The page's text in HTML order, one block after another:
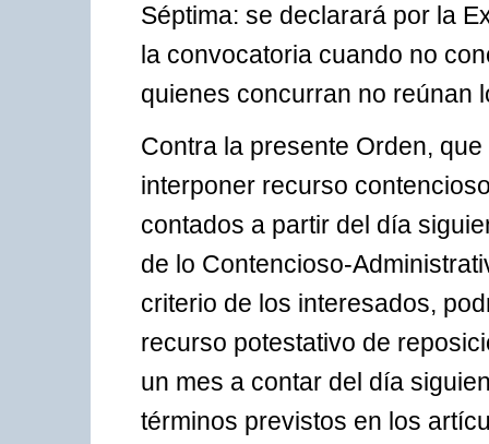
Séptima: se declarará por la
la convocatoria cuando no
quienes concurran no reúnan
Contra la presente Orden,
interponer recurso
contados a partir del día
de lo Contencioso-
criterio de los interesados,
recurso potestativo de
un mes a contar del día
términos previstos en los